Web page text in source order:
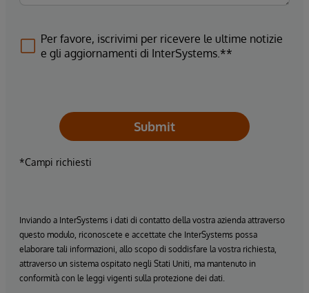
Per favore, iscrivimi per ricevere le ultime notizie
e gli aggiornamenti di InterSystems.**
Submit
*Campi richiesti
Inviando a InterSystems i dati di contatto della vostra azienda attraverso
questo modulo, riconoscete e accettate che InterSystems possa
elaborare tali informazioni, allo scopo di soddisfare la vostra richiesta,
attraverso un sistema ospitato negli Stati Uniti, ma mantenuto in
conformità con le leggi vigenti sulla protezione dei dati.